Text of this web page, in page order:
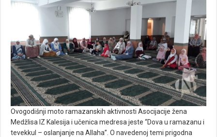
Ovogodišnji moto ramazanskih aktivnosti Asocijacije žena
Medžlisa IZ Kalesija i učenica medresa jeste “Dova u ramazanu i
tevekkul – oslanjanje na Allaha”. O navedenoj temi prigodna